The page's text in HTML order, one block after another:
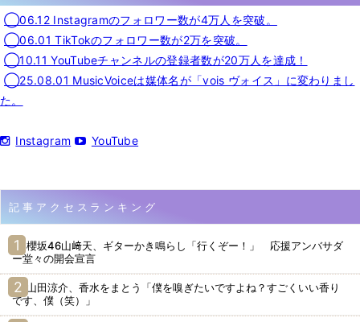
◯06.12 Instagramのフォロワー数が4万人を突破。
◯06.01 TikTokのフォロワー数が2万を突破。
◯10.11 YouTubeチャンネルの登録者数が20万人を達成！
◯25.08.01 MusicVoiceは媒体名が「vois ヴォイス」に変わりまし
た。
Instagram YouTube
記事アクセスランキング
櫻坂46山﨑天、ギターかき鳴らし「行くぞー！」 応援アンバサダ
ー堂々の開会宣言
山田涼介、香水をまとう「僕を嗅ぎたいですよね？すごくいい香り
です、僕（笑）」